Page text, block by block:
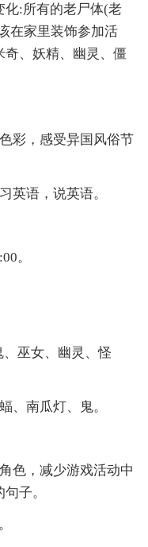
化:所有的老尸体(老
在家里装饰参加活
奇、妖精、幽灵、僵
彩，感受异国风俗节
英语，说英语。
。
巫女、幽灵、怪
、南瓜灯、鬼。
色，减少游戏活动中
子。